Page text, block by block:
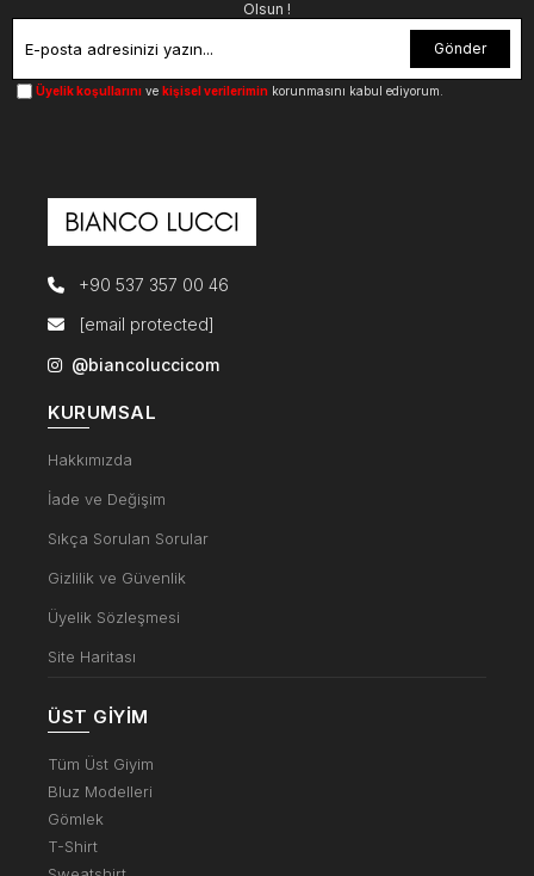
Olsun !
Gönder
Üyelik koşullarını ve kişisel verilerimin korunmasını kabul ediyorum.
+90 537 357 00 46
[email protected]
@biancoluccicom
KURUMSAL
Hakkımızda
İade ve Değişim
Sıkça Sorulan Sorular
Gizlilik ve Güvenlik
Üyelik Sözleşmesi
Site Haritası
ÜST GIYIM
Tüm Üst Giyim
Bluz Modelleri
Gömlek
T-Shirt